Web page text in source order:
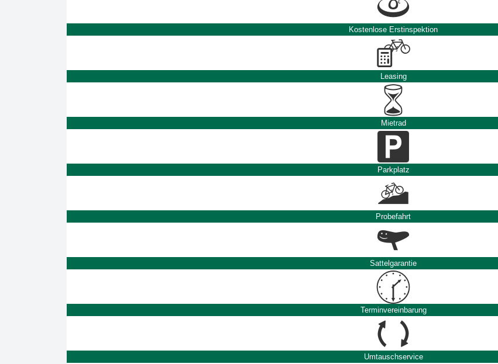
Kostenlose Erstinspektion
Leasing
Mietrad
Parkplatz
Probefahrt
Sattelgarantie
Terminvereinbarung
Umtauschservice